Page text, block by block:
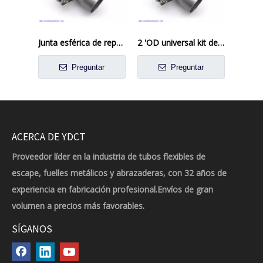
Junta esférica de reparación de tuberías de brida de silenciador de escape de 1 3/4' 1,75'
Preguntar
2 'OD universal kit de brida flexible reparación de escape de reemplazo OEM Flexi Junta
Preguntar
ACERCA DE YDCT
Proveedor líder en la industria de tubos flexibles de
escape, fuelles metálicos y abrazaderas, con 32 años de
experiencia en fabricación profesional.Envíos de gran
volumen a precios más favorables.
SÍGANOS